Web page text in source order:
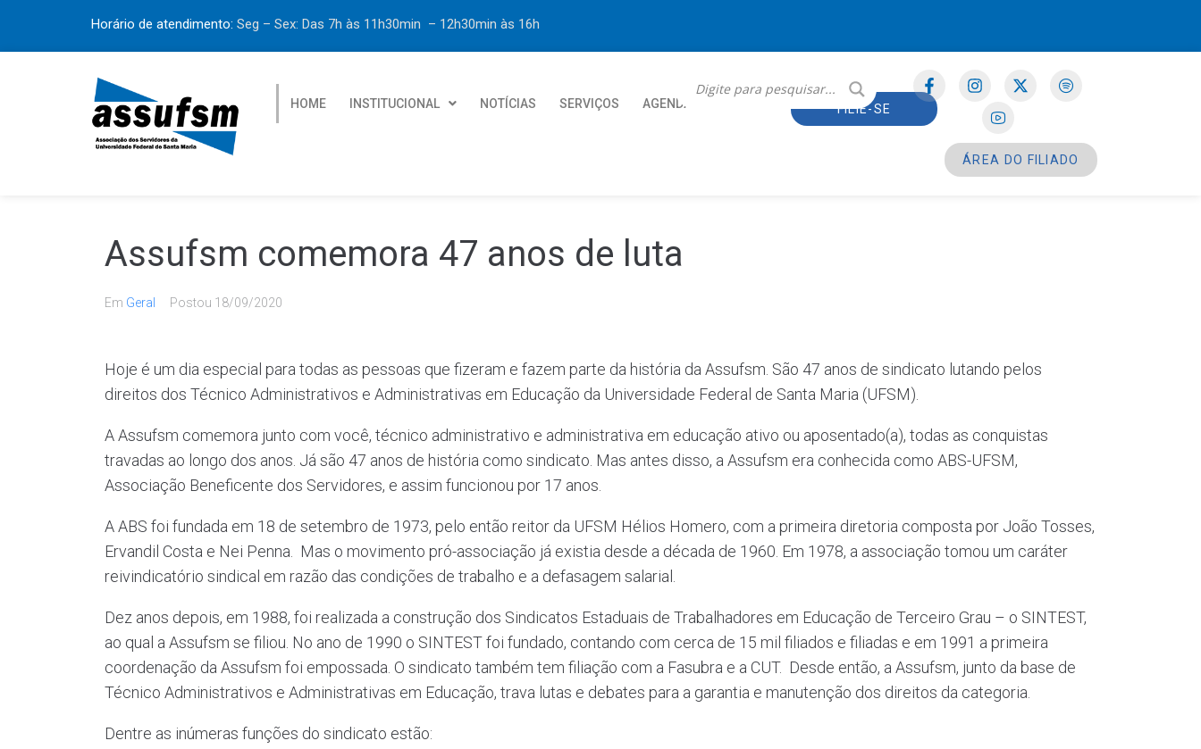
Horário de atendimento: Seg – Sex: Das 7h às 11h30min – 12h30min às 16h
HOME INSTITUCIONAL NOTÍCIAS SERVIÇOS AGENDA FILIE-SE
ÁREA DO FILIADO
Assufsm comemora 47 anos de luta
Em Geral Postou 18/09/2020
Hoje é um dia especial para todas as pessoas que fizeram e fazem parte da história da Assufsm. São 47 anos de sindicato lutando pelos
direitos dos Técnico Administrativos e Administrativas em Educação da Universidade Federal de Santa Maria (UFSM).
A Assufsm comemora junto com você, técnico administrativo e administrativa em educação ativo ou aposentado(a), todas as conquistas
travadas ao longo dos anos. Já são 47 anos de história como sindicato. Mas antes disso, a Assufsm era conhecida como ABS-UFSM,
Associação Beneficente dos Servidores, e assim funcionou por 17 anos.
A ABS foi fundada em 18 de setembro de 1973, pelo então reitor da UFSM Hélios Homero, com a primeira diretoria composta por João Tosses,
Ervandil Costa e Nei Penna. Mas o movimento pró-associação já existia desde a década de 1960. Em 1978, a associação tomou um caráter
reivindicatório sindical em razão das condições de trabalho e a defasagem salarial.
Dez anos depois, em 1988, foi realizada a construção dos Sindicatos Estaduais de Trabalhadores em Educação de Terceiro Grau – o SINTEST,
ao qual a Assufsm se filiou. No ano de 1990 o SINTEST foi fundado, contando com cerca de 15 mil filiados e filiadas e em 1991 a primeira
coordenação da Assufsm foi empossada. O sindicato também tem filiação com a Fasubra e a CUT. Desde então, a Assufsm, junto da base de
Técnico Administrativos e Administrativas em Educação, trava lutas e debates para a garantia e manutenção dos direitos da categoria.
Dentre as inúmeras funções do sindicato estão: